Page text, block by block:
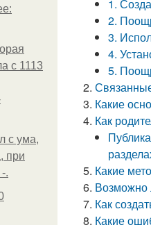
с 1113
с ума,
при
.
1.
2.
3.
4.
5.
Какие
Как
Какие
Возможно
Как
Какие